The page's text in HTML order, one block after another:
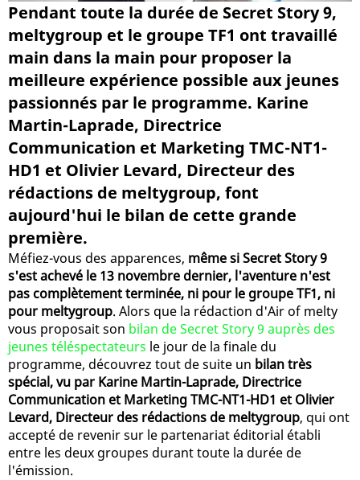
Pendant toute la durée de Secret Story 9,
meltygroup et le groupe TF1 ont travaillé
main dans la main pour proposer la
meilleure expérience possible aux jeunes
passionnés par le programme. Karine
Martin-Laprade, Directrice
Communication et Marketing TMC-NT1-
HD1 et Olivier Levard, Directeur des
rédactions de meltygroup, font
aujourd'hui le bilan de cette grande
première.
Méfiez-vous des apparences, même si Secret Story 9
s'est achevé le 13 novembre dernier, l'aventure n'est
pas complètement terminée, ni pour le groupe TF1, ni
pour meltygroup. Alors que la rédaction d'Air of melty
vous proposait son bilan de Secret Story 9 auprès des
jeunes téléspectateurs le jour de la finale du
programme, découvrez tout de suite un bilan très
spécial, vu par Karine Martin-Laprade, Directrice
Communication et Marketing TMC-NT1-HD1 et Olivier
Levard, Directeur des rédactions de meltygroup, qui ont
accepté de revenir sur le partenariat éditorial établi
entre les deux groupes durant toute la durée de
l'émission.